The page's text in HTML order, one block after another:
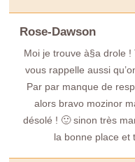
Rose-Dawson
Moi je trouve à§a drole !
vous rappelle aussi
Par par manque de
alors bravo mozinor
désolé ! 🙂 sinon très
la bonne place et